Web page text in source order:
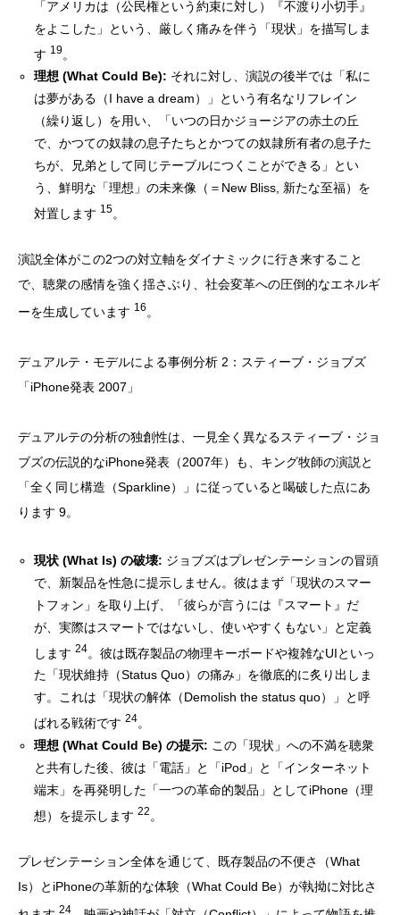
「アメリカは（公民権という約束に対し）『不渡り小切手』
をよこした」という、厳しく痛みを伴う「現状」を描写しま
す 19。
理想 (What Could Be): それに対し、演説の後半では「私に
は夢がある（I have a dream）」という有名なリフレイン
（繰り返し）を用い、「いつの日かジョージアの赤土の丘
で、かつての奴隷の息子たちとかつての奴隷所有者の息子た
ちが、兄弟として同じテーブルにつくことができる」とい
う、鮮明な「理想」の未来像（＝New Bliss, 新たな至福）を
対置します 15。
演説全体がこの2つの対立軸をダイナミックに行き来すること
で、聴衆の感情を強く揺さぶり、社会変革への圧倒的なエネルギ
ーを生成しています 16 。
デュアルテ・モデルによる事例分析 2：スティーブ・ジョブズ
「iPhone発表 2007」
デュアルテの分析の独創性は、一見全く異なるスティーブ・ジョ
ブズの伝説的なiPhone発表（2007年）も、キング牧師の演説と
「全く同じ構造（Sparkline）」に従っていると喝破した点にあ
ります 9。
現状 (What Is) の破壊: ジョブズはプレゼンテーションの冒頭
で、新製品を性急に提示しません。彼はまず「現状のスマー
トフォン」を取り上げ、「彼らが言うには『スマート』だ
が、実際はスマートではないし、使いやすくもない」と定義
します24。彼は既存製品の物理キーボードや複雑なUIといっ
た「現状維持（Status Quo）の痛み」を徹底的に炙り出しま
す。これは「現状の解体（Demolish the status quo）」と呼
ばれる戦術です24。
理想 (What Could Be) の提示: この「現状」への不満を聴衆
と共有した後、彼は「電話」と「iPod」と「インターネット
端末」を再発明した「一つの革命的製品」としてiPhone（理
想）を提示します22 。
プレゼンテーション全体を通じて、既存製品の不便さ（What
Is）とiPhoneの革新的な体験（What Could Be）が執拗に対比さ
24